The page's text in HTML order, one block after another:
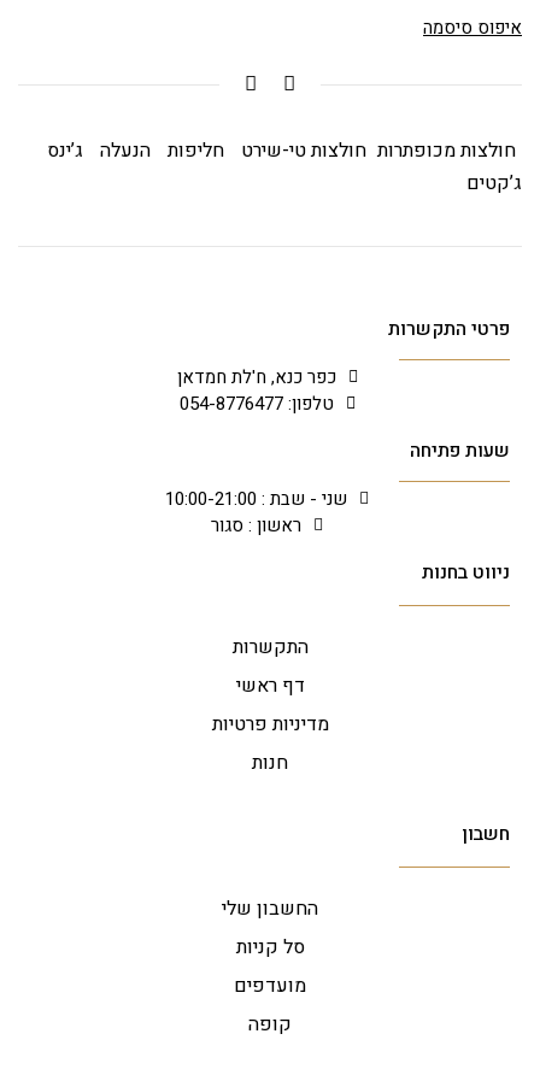
איפוס סיסמה
חולצות מכופתרות חולצות טי-שירט חליפות הנעלה
ג’ינס
ג’קטים
פרטי התקשרות
כפר כנא, ח'לת חמדאן
טלפון: 054-8776477
שעות פתיחה
שני - שבת : 10:00-21:00
ראשון : סגור
ניווט בחנות
התקשרות
דף ראשי
מדיניות פרטיות
חנות
חשבון
החשבון שלי
סל קניות
מועדפים
קופה